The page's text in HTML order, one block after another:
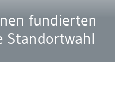
fundierten
Standortwahl